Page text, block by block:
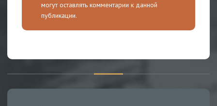
могут оставлять комментарии к данной
публикации.